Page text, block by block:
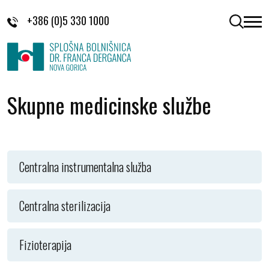
+386 (0)5 330 1000 odpri
Skupne medicinske službe
Centralna instrumentalna služba
Centralna sterilizacija
Fizioterapija